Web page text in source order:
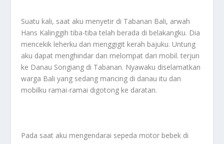
Suatu kali, saat aku menyetir di Tabanan Bali, arwah
Hans Kalinggih tiba-tiba telah berada di belakangku. Dia
mencekik leherku dan menggigit kerah bajuku. Untung
aku dapat menghindar dan melompat dari mobil. terjun
ke Danau Songiang di Tabanan. Nyawaku diselamatkan
warga Bali yang sedang mancing di danau itu dan
mobilku ramai-ramai digotong ke daratan.
Pada saat aku mengendarai sepeda motor bebek di